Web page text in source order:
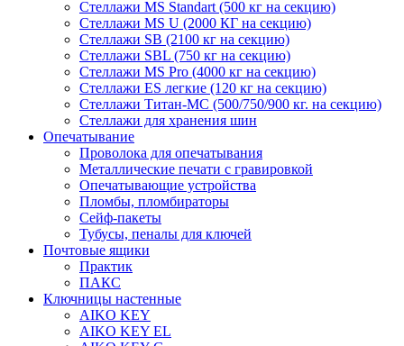
Стеллажи MS Standart (500 кг на секцию)
Стеллажи MS U (2000 КГ на секцию)
Стеллажи SB (2100 кг на секцию)
Стеллажи SBL (750 кг на секцию)
Стеллажи MS Pro (4000 кг на секцию)
Стеллажи ES легкие (120 кг на секцию)
Стеллажи Титан-МС (500/750/900 кг. на секцию)
Стеллажи для хранения шин
Опечатывание
Проволока для опечатывания
Металлические печати с гравировкой
Опечатывающие устройства
Пломбы, пломбираторы
Сейф-пакеты
Тубусы, пеналы для ключей
Почтовые ящики
Практик
ПАКС
Ключницы настенные
AIKO KEY
AIKO KEY EL